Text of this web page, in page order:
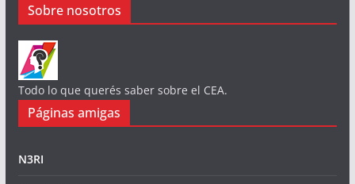
Sobre nosotros
Todo lo que querés saber sobre el CEA.
Páginas amigas
N3RI